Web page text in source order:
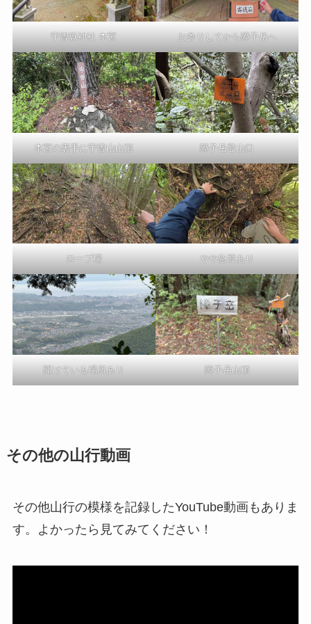
宇曽嶽神社 本宮 お参りしてから障子岳へ
本宮の裏手に宇曽山山頂 障子岳登山口
ロープ場 やや急登あり
開けている場所あり 障子岳山頂
その他の山行動画
その他山行の模様を記録したYouTube動画もありま
す。よかったら見てみてください！